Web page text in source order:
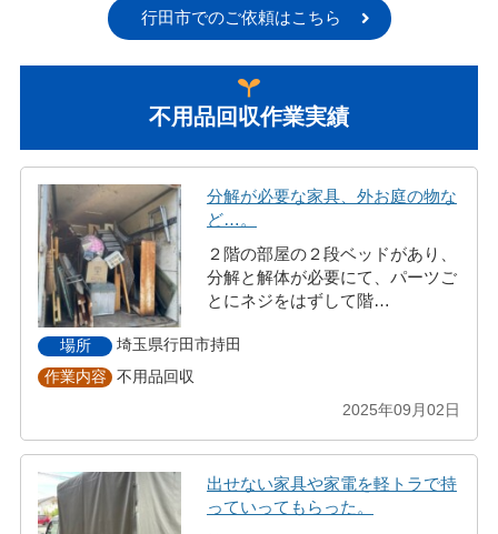
行田市でのご依頼はこちら
不用品回収作業実績
分解が必要な家具、外お庭の物な
ど…。
２階の部屋の２段ベッドがあり、
分解と解体が必要にて、パーツご
とにネジをはずして階…
場所
埼玉県行田市持田
作業内容
不用品回収
2025年09月02日
出せない家具や家電を軽トラで持
っていってもらった。